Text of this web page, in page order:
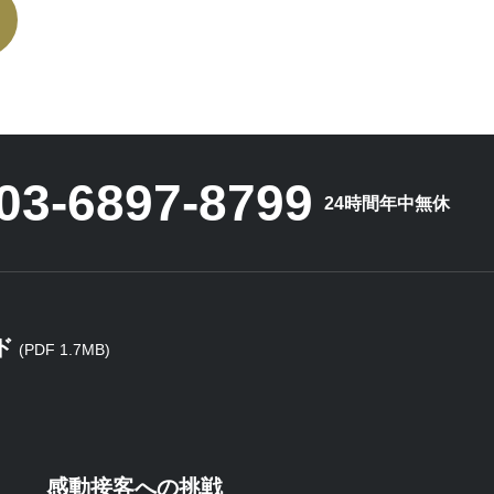
6897-8799 24時間年中無休
(PDF 1.7MB)
感動接客への挑戦